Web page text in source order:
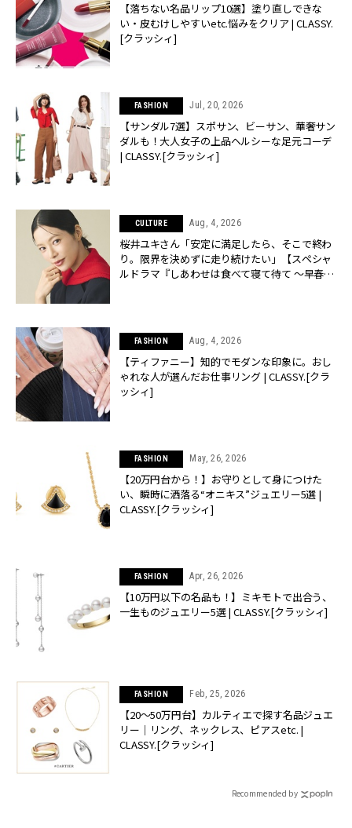
【落ちない名品リップ10選】塗り直しできな
い・皮むけしやすいetc.悩みをクリア | CLASSY.
[クラッシィ]
FASHION Jul, 20, 2026
【サンダル7選】スポサン、ビーサン、華奢サン
ダルも！大人女子の上品ヘルシーな足元コーデ
| CLASSY.[クラッシィ]
CULTURE Aug, 4, 2026
桜井ユキさん「安定に満足したら、そこで終わ
り。限界を決めずに走り続けたい」【スペシャ
ルドラマ『しあわせは食べて寝て待て ～早春の
FASHION Aug, 4, 2026
【ティファニー】知的でモダンな印象に。おし
ゃれな人が選んだお仕事リング | CLASSY.[クラ
ッシィ]
FASHION May, 26, 2026
【20万円台から！】お守りとして身につけた
い、瞬時に洒落る“オニキス”ジュエリー5選 |
CLASSY.[クラッシィ]
FASHION Apr, 26, 2026
【10万円以下の名品も！】ミキモトで出合う、
一生ものジュエリー5選 | CLASSY.[クラッシィ]
FASHION Feb, 25, 2026
【20〜50万円台】カルティエで探す名品ジュエ
リー｜リング、ネックレス、ピアスetc. |
CLASSY.[クラッシィ]
Recommended by